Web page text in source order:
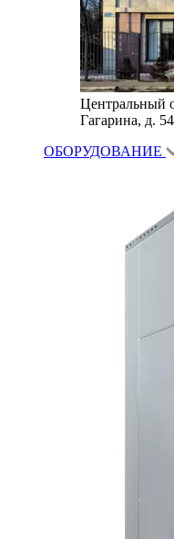
Центральный
Гагарина, д.
ОБОРУДОВАНИЕ